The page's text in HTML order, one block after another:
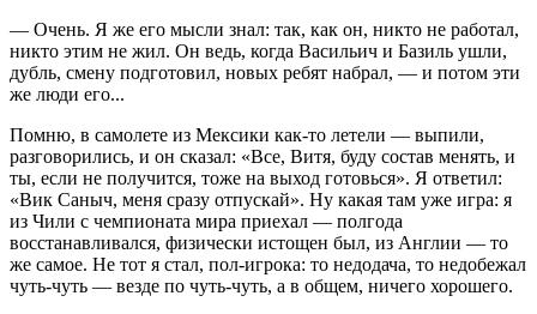
— Очень. Я же его мысли знал: так, как он, никто не работал,
никто этим не жил. Он ведь, когда Васильич и Базиль ушли,
дубль, смену подготовил, новых ребят набрал, — и потом эти
же люди его...
Помню, в самолете из Мексики как-то летели — выпили,
разговорились, и он сказал: «Все, Витя, буду состав менять, и
ты, если не получится, тоже на выход готовься». Я ответил:
«Вик Саныч, меня сразу отпускай». Ну какая там уже игра: я
из Чили с чемпионата мира приехал — полгода
восстанавливался, физически истощен был, из Англии — то
же самое. Не тот я стал, пол-игрока: то недодача, то недобежал
чуть-чуть — везде по чуть-чуть, а в общем, ничего хорошего.